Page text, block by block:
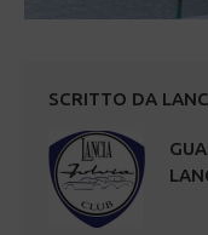
SCRITTO DA